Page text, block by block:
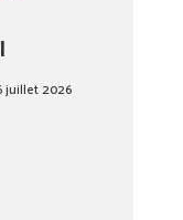
juillet 2026